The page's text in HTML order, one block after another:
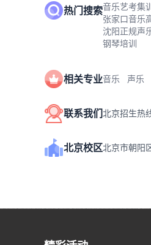
热门搜索音乐艺考集
张家口音乐
沈阳正规声
钢琴培训
相关专业音乐 声乐
联系我们北京招生热
北京校区北京市朝阳